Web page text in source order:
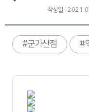
작성일 :
#군가산점 #